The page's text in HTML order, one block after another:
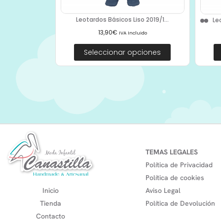
Leotardos Básicos Liso 2019/1...
13,90€ IVA Incluido
Seleccionar opciones
Inicio
Tienda
Contacto
TEMAS LEGALES
Política de Privacidad
Política de cookies
Aviso Legal
Política de Devolución